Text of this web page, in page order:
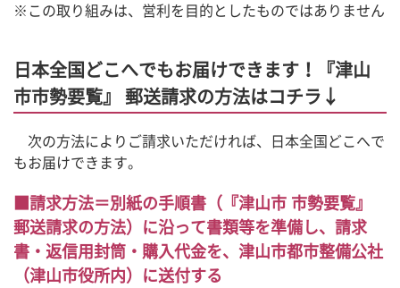
※この取り組みは、営利を目的としたものではありません
日本全国どこへでもお届けできます！『津山
市市勢要覧』 郵送請求の方法はコチラ↓
次の方法によりご請求いただければ、日本全国どこへで
もお届けできます。
■請求方法＝別紙の手順書（『津山市 市勢要覧』
郵送請求の方法）に沿って書類等を準備し、請求
書・返信用封筒・購入代金を、津山市都市整備公社
（津山市役所内）に送付する